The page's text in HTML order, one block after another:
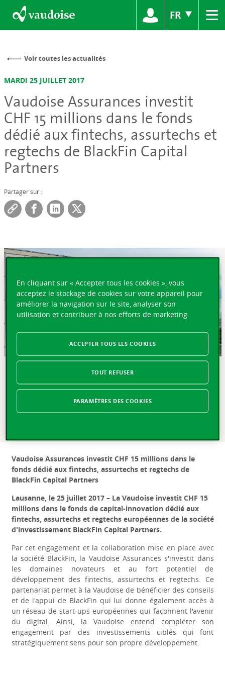
FR ≡
Voir toutes les actualités
MARDI 25 JUILLET 2017
Vaudoise Assurances investit
CHF 15 millions dans le fonds
dédié aux fintechs, assurtechs et
regtechs de BlackFin Capital
Partners
Partager sur :
Lausanne, le 25 juillet 2017 – La Vaudoise investit CHF 15
millions dans le fonds de capital-innovation dédié aux
fintechs, assurtechs et regtechs européennes de la
Vaudoise Assurances investit CHF 15 millions dans le
fonds dédié aux fintechs, assurtechs et regtechs de
BlackFin Capital Partners
Lausanne, le 25 juillet 2017 – La Vaudoise investit CHF 15
millions dans le fonds de capital-innovation dédié aux
fintechs, assurtechs et regtechs européennes de la société
d'investissement BlackFin Capital Partners.
Par cet engagement et la collaboration mise en place avec
la société BlackFin, la Vaudoise Assurances s'investit dans
les domaines novateurs et au fort potentiel de
développement des fintechs, assurtechs et regtechs. Ce
partenariat permet à la Vaudoise de bénéficier des conseils
et de l'appui de BlackFin qui lui donne également accès à
un réseau de start-ups européennes qui façonnent l'avenir
du digital. Ainsi, la Vaudoise entend compléter son
engagement par des investissements ciblés qui font
stratégiquement sens pour son propre développement.
En cliquant sur « Accepter tous les cookies », vous
acceptez le stockage de cookies sur votre appareil pour
améliorer la navigation sur le site, analyser son
utilisation et contribuer à nos efforts de marketing.
TOUT REFUSER
ACCEPTER TOUS LES COOKIES
PARAMÈTRES DES COOKIES